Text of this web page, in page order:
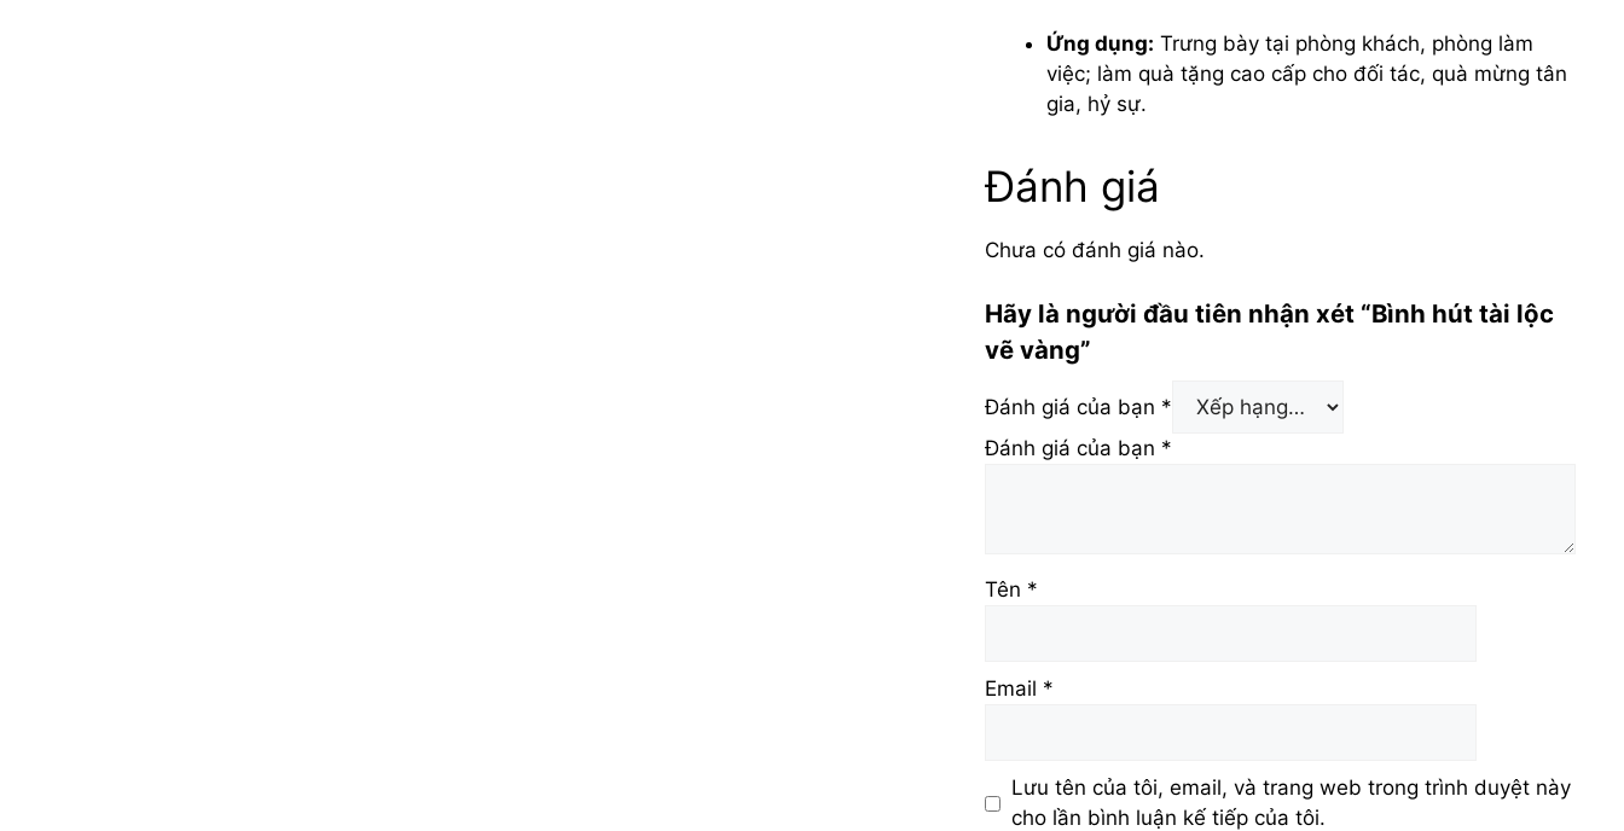
Ứng dụng: Trưng bày tại phòng khách, phòng làm
việc; làm quà tặng cao cấp cho đối tác, quà mừng tân
gia, hỷ sự.
Đánh giá
Chưa có đánh giá nào.
Hãy là người đầu tiên nhận xét “Bình hút tài lộc
vẽ vàng”
Đánh giá của bạn *
Đánh giá của bạn *
Tên *
Email *
Lưu tên của tôi, email, và trang web trong trình duyệt này
cho lần bình luận kế tiếp của tôi.